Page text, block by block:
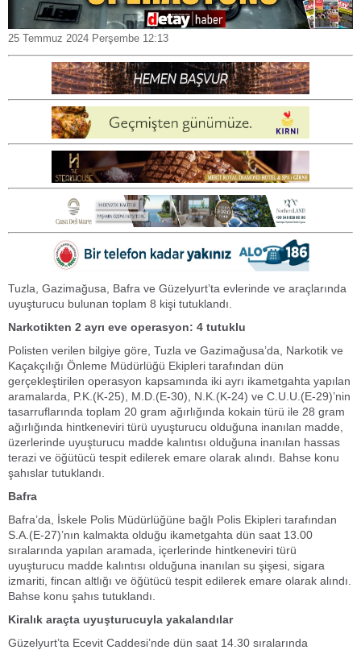
25 Temmuz 2024 Perşembe 12:13
Tuzla, Gazimağusa, Bafra ve Güzelyurt’ta evlerinde ve araçlarında
uyuşturucu bulunan toplam 8 kişi tutuklandı.
Narkotikten 2 ayrı eve operasyon: 4 tutuklu
Polisten verilen bilgiye göre, Tuzla ve Gazimağusa’da, Narkotik ve
Kaçakçılığı Önleme Müdürlüğü Ekipleri tarafından dün
gerçekleştirilen operasyon kapsamında iki ayrı ikametgahta yapılan
aramalarda, P.K.(K-25), M.D.(E-30), N.K.(K-24) ve C.U.U.(E-29)’nin
tasarruflarında toplam 20 gram ağırlığında kokain türü ile 28 gram
ağırlığında hintkeneviri türü uyuşturucu olduğuna inanılan madde,
üzerlerinde uyuşturucu madde kalıntısı olduğuna inanılan hassas
terazi ve öğütücü tespit edilerek emare olarak alındı. Bahse konu
şahıslar tutuklandı.
Bafra
Bafra’da, İskele Polis Müdürlüğüne bağlı Polis Ekipleri tarafından
S.A.(E-27)’nın kalmakta olduğu ikametgahta dün saat 13.00
sıralarında yapılan aramada, içerlerinde hintkeneviri türü
uyuşturucu madde kalıntısı olduğuna inanılan su şişesi, sigara
izmariti, fincan altlığı ve öğütücü tespit edilerek emare olarak alındı.
Bahse konu şahıs tutuklandı.
Kiralık araçta uyuşturucuyla yakalandılar
Güzelyurt’ta Ecevit Caddesi’nde dün saat 14.30 sıralarında